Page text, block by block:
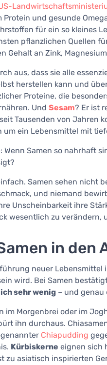
Protein und gesunde
für ein so kleines
pflanzlichen Quellen
Gehalt an Zink,
aus, dass sie alle
herstellen kann und
Proteine, die
Und Sesam? Er ist
Tausenden von Jahren
um ein Lebensmittel mit
Samen so nahrhaft
Samen sehen nicht
und niemand
Unscheinbarkeit ihre
wesentlich zu
in
neuer Lebensmittel
wird. Bei Samen
sehr wenig – und genau
im Morgenbrei oder im
ihn durchaus.
Chiapudding
Kürbiskerne eignen sich
zu asiatisch inspirierten